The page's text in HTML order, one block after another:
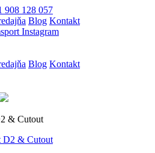
908 128 057
Blog Kontakt
Blog Kontakt
& Cutout